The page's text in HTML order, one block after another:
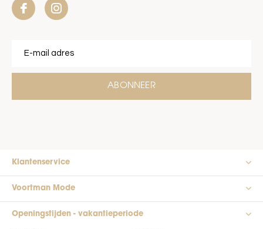
ABONNEER
Klantenservice
Voortman Mode
Openingstijden - vakantieperiode